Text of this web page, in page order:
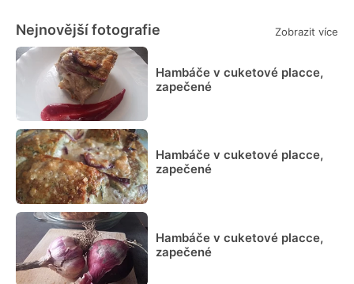
Nejnovější fotografie Zobrazit více
Hambáče v cuketové placce,
zapečené
Hambáče v cuketové placce,
zapečené
Hambáče v cuketové placce,
zapečené